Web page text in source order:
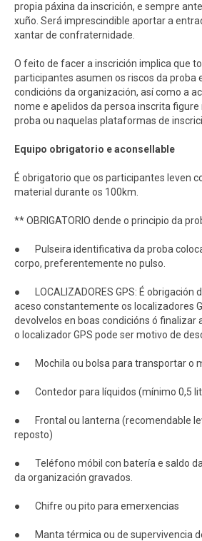
propia páxina da inscrición, e sempre
xuño. Será imprescindible aportar a
xantar de confraternidade.
O feito de facer a inscrición implica que
participantes asumen os riscos da proba
condicións da organización, así como a
nome e apelidos da persoa inscrita figure
proba ou naquelas plataformas de
Equipo obrigatorio e aconsellable
É obrigatorio que os participantes leven
material durante os 100km.
** OBRIGATORIO dende o principio da
● Pulseira identificativa da proba
corpo, preferentemente no pulso.
● LOCALIZADORES GPS: É obrigación
aceso constantemente os localizadores
devolvelos en boas condicións ó finalizar
o localizador GPS pode ser motivo de
● Mochila ou bolsa para transportar o
● Contedor para líquidos (mínimo 0,5
● Frontal ou lanterna (recomendable
reposto)
● Teléfono móbil con batería e saldo
da organización gravados.
● Chifre ou pito para emerxencias
● Manta térmica ou de supervivencia